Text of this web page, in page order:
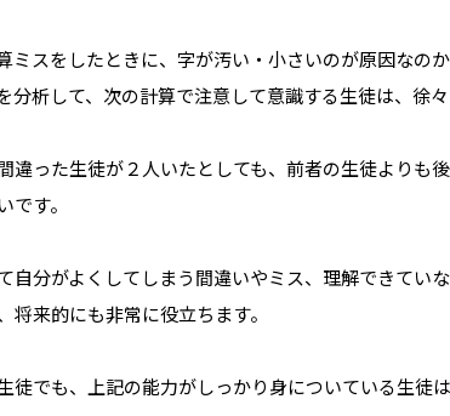
ミスをしたときに、字が汚い・小さいのが原因なの
分析して、次の計算で注意して意識する生徒は、徐々
違った生徒が２人いたとしても、前者の生徒よりも
です。
自分がよくしてしまう間違いやミス、理解できてい
将来的にも非常に役立ちます。
徒でも、上記の能力がしっかり身についている生徒は